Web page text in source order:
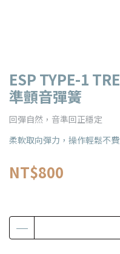
ESP TYPE-1
準顫音彈簧
回彈自然，音準回正穩定
柔軟取向彈力，操作輕鬆不
NT$800